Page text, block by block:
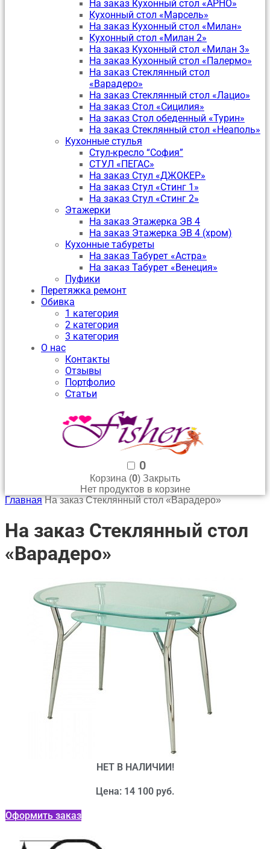
На заказ Кухонный стол «АРНО»
Кухонный стол «Марсель»
На заказ Кухонный стол «Милан»
Кухонный стол «Милан 2»
На заказ Кухонный стол «Милан 3»
На заказ Кухонный стол «Палермо»
На заказ Стеклянный стол
«Варадеро»
На заказ Стеклянный стол «Лацио»
На заказ Стол «Сицилия»
На заказ Стол обеденный «Турин»
На заказ Стеклянный стол «Неаполь»
Кухонные стулья
Стул-кресло “София”
CТУЛ «ПЕГАС»
На заказ Стул «ДЖОКЕР»
На заказ Стул «Стинг 1»
На заказ Стул «Стинг 2»
Этажерки
На заказ Этажерка ЭВ 4
На заказ Этажерка ЭВ 4 (хром)
Кухонные табуреты
На заказ Табурет «Астра»
На заказ Табурет «Венеция»
Пуфики
Перетяжка ремонт
Обивка
1 категория
2 категория
3 категория
О нас
Контакты
Отзывы
Портфолио
Статьи
0
Корзина (0) Закрыть
Нет продуктов в корзине
Главная На заказ Стеклянный стол «Варадеро»
На заказ Стеклянный стол
«Варадеро»
НЕТ В НАЛИЧИИ!
Цена: 14 100 руб.
Оформить заказ